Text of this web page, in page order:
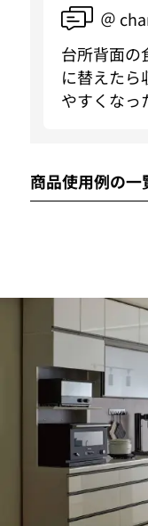
＠
台所背面の
に替えたら
やすくなっ
商品使用例の一